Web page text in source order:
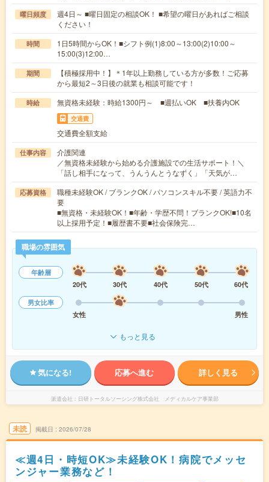
曜日頻度
週4日～ ■曜日固定の相談OK！ ■希望の曜日があればご相談
ください！
時間
1日5時間からOK！■シフト例(1)8:00～13:00(2)10:00～
15:00(3)12:00…
期間
【積極採用中！】＊1年以上勤務している方が多数！ご応募
から最短2～3日後の就業も相談可能です！
時給 無資格未経験：時給1300円～ ■週払いOK ■扶養内OK
交通費
交通費全額支給
仕事内容
介護関連
／無資格未経験から始める介護施設での生活サポート！＼
「話し相手になって、うんうんとうなずく」「天気が…
応募資格
職種未経験OK / ブランクOK / パソコンスキル不要 / 英語力不
要
■無資格・未経験OK！■年齢・学歴不問！ブランクOK!■10名
以上採用予定！■履歴書不要■社会保険完…
職場の雰囲気
年齢層
20代
30代 40代 50代
60代
男女比率
女性
男性
もっと見る
気になる! 応募へ進む 詳しく見る
派遣会社 日研トータルソーシング株式会社 メディカルケア事業部
未読 掲載日 2026/07/28
≪週4日・時短OK≫未経験OK！病院でメッセ
ンジャー業務など！